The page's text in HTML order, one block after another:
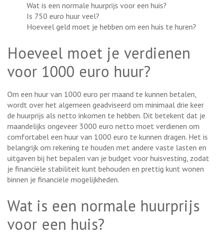
Wat is een normale huurprijs voor een huis?
Is 750 euro huur veel?
Hoeveel geld moet je hebben om een huis te huren?
Hoeveel moet je verdienen
voor 1000 euro huur?
Om een huur van 1000 euro per maand te kunnen betalen,
wordt over het algemeen geadviseerd om minimaal drie keer
de huurprijs als netto inkomen te hebben. Dit betekent dat je
maandelijks ongeveer 3000 euro netto moet verdienen om
comfortabel een huur van 1000 euro te kunnen dragen. Het is
belangrijk om rekening te houden met andere vaste lasten en
uitgaven bij het bepalen van je budget voor huisvesting, zodat
je financiële stabiliteit kunt behouden en prettig kunt wonen
binnen je financiële mogelijkheden.
Wat is een normale huurprijs
voor een huis?